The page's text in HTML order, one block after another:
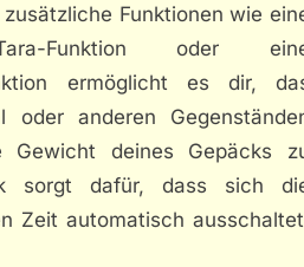
Funktionen wie
Funktion oder
ermöglicht es dir,
oder anderen
Gewicht deines Gepäcks
sorgt dafür, dass sich
Zeit automatisch